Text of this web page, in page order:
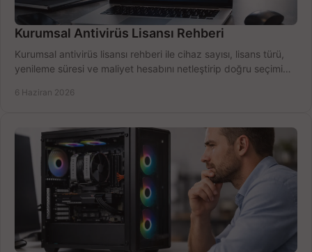
Kurumsal Antivirüs Lisansı Rehberi
Kurumsal antivirüs lisansı rehberi ile cihaz sayısı, lisans türü,
yenileme süresi ve maliyet hesabını netleştirip doğru seçimi
6 Haziran 2026